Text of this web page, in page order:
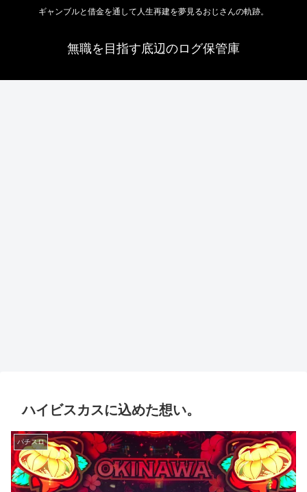
ギャンブルと借金を通して人生再建を夢見るおじさんの軌跡。
無職を目指す底辺のログ保管庫
ハイビスカスに込めた想い。
パチスロ